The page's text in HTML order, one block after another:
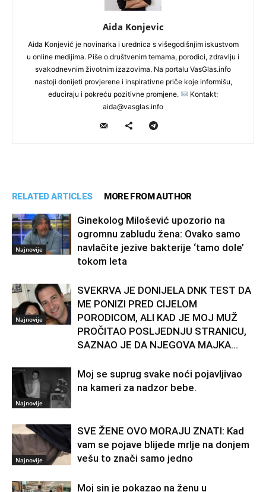
Aida Konjevic
Aida Konjević je novinarka i urednica s višegodišnjim iskustvom
u online medijima. Piše o društvenim temama, porodici, zdravlju i
svakodnevnim životnim izazovima. Na portalu VasGlas.info
nastoji donijeti provjerene i inspirativne priče koje informišu,
educiraju i pokreću pozitivne promjene.
Kontakt:
aida@vasglas.info
RELATED ARTICLES MORE FROM AUTHOR
Najnovije
Ginekolog Milošević upozorio na
ogromnu zabludu žena: Ovako samo
navlačite jezive bakterije ‘tamo dole’
tokom leta
Najnovije
SVEKRVA JE DONIJELA DNK TEST DA
ME PONIZI PRED CIJELOM
PORODICOM, ALI KAD JE MOJ MUŽ
PROČITAO POSLJEDNJU STRANICU,
SAZNAO JE DA NJEGOVA MAJKA...
Najnovije
Moj se suprug svake noći pojavljivao
na kameri za nadzor bebe.
Najnovije
SVE ŽENE OVO MORAJU ZNATI: Kad
vam se pojave blijede mrlje na donjem
vešu to znači samo jedno
Moj sin je pokazao na ženu u